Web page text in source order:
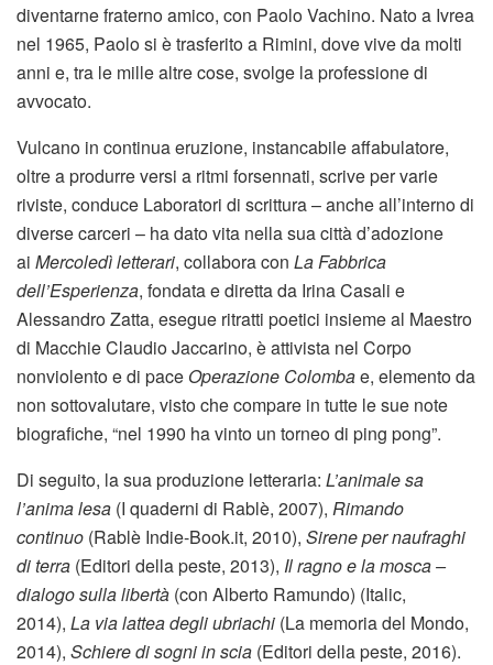
diventarne fraterno amico, con Paolo Vachino. Nato a Ivrea
nel 1965, Paolo si è trasferito a Rimini, dove vive da molti
anni e, tra le mille altre cose, svolge la professione di
avvocato.
Vulcano in continua eruzione, instancabile affabulatore,
oltre a produrre versi a ritmi forsennati, scrive per varie
riviste, conduce Laboratori di scrittura – anche all’interno di
diverse carceri – ha dato vita nella sua città d’adozione
ai Mercoledì letterari, collabora con La Fabbrica
dell’Esperienza, fondata e diretta da Irina Casali e
Alessandro Zatta, esegue ritratti poetici insieme al Maestro
di Macchie Claudio Jaccarino, è attivista nel Corpo
nonviolento e di pace Operazione Colombae, elemento da
non sottovalutare, visto che compare in tutte le sue note
biografiche, “nel 1990 ha vinto un torneo di ping pong”.
Di seguito, la sua produzione letteraria: L’animale sa
l’anima lesa (I quaderni di Rablè, 2007), Rimando
continuo (Rablè Indie-Book.it, 2010), Sirene per naufraghi
di terra (Editori della peste, 2013), Il ragno e la mosca –
dialogo sulla libertà (con Alberto Ramundo) (Italic,
2014), La via lattea degli ubriachi (La memoria del Mondo,
2014), Schiere di sogni in scia (Editori della peste, 2016).